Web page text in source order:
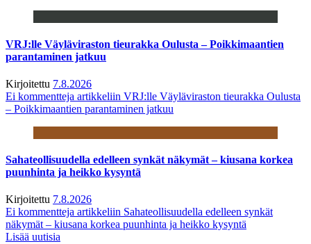
VRJ:lle Väyläviraston tieurakka Oulusta – Poikkimaantien
parantaminen jatkuu
Kirjoitettu 7.8.2026
Ei kommentteja artikkeliin VRJ:lle Väyläviraston tieurakka Oulusta
– Poikkimaantien parantaminen jatkuu
Sahateollisuudella edelleen synkät näkymät – kiusana korkea
puunhinta ja heikko kysyntä
Kirjoitettu 7.8.2026
Ei kommentteja artikkeliin Sahateollisuudella edelleen synkät
näkymät – kiusana korkea puunhinta ja heikko kysyntä
Lisää uutisia